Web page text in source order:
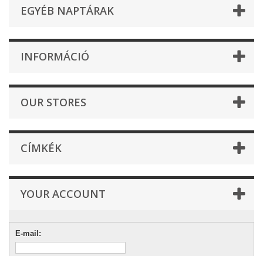
EGYÉB NAPTÁRAK
INFORMÁCIÓ
OUR STORES
CÍMKÉK
YOUR ACCOUNT
E-mail: